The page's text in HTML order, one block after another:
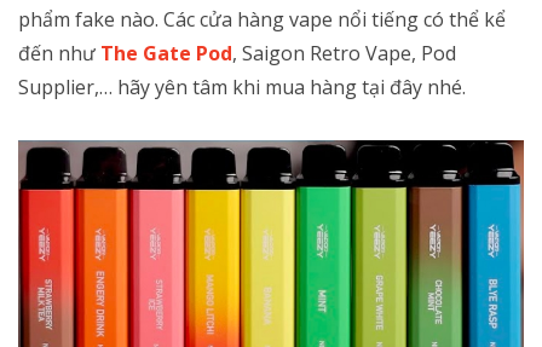
phẩm fake nào. Các cửa hàng vape nổi tiếng có thể kể
đến như The Gate Pod, Saigon Retro Vape, Pod
Supplier,… hãy yên tâm khi mua hàng tại đây nhé.